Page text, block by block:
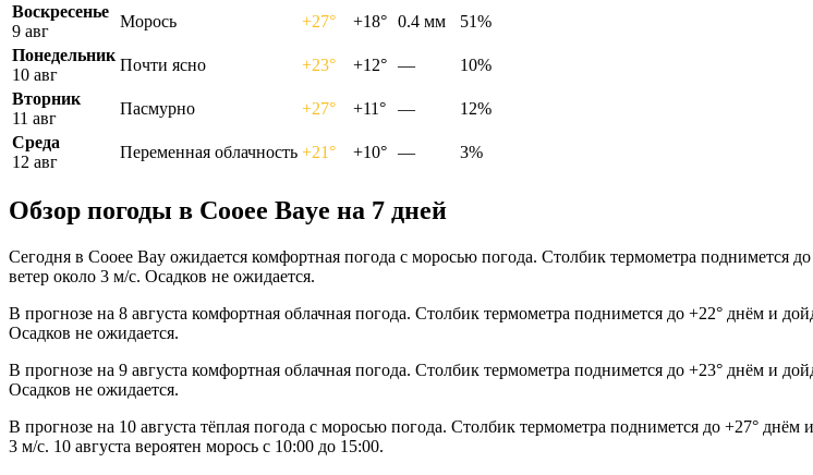
Воскресенье
9 авг
Морось +27° +18° 0.4 мм
51%
Понедельник
10 авг
Почти ясно +23° +12° —
10%
Вторник
11 авг
Пасмурно +27° +11° —
12%
Среда
12 авг
Переменная облачность +21° +10° — 3%
Обзор погоды в Cooee Bayе на 7 дней
Сегодня в Cooee Bay ожидается комфортная погода с моросью погода. Столбик термометра поднимется
ветер около 3 м/с. Осадков не ожидается.
В прогнозе на 8 августа комфортная облачная погода. Столбик термометра поднимется до +22° днём и
Осадков не ожидается.
В прогнозе на 9 августа комфортная облачная погода. Столбик термометра поднимется до +23° днём и
Осадков не ожидается.
В прогнозе на 10 августа тёплая погода с моросью погода. Столбик термометра поднимется до +27°
3 м/с. 10 августа вероятен морось с 10:00 до 15:00.